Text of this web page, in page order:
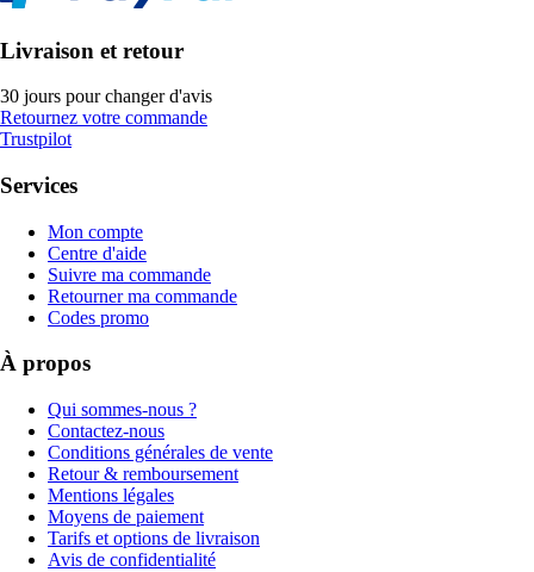
Livraison et retour
30 jours pour changer d'avis
Retournez votre commande
Trustpilot
Services
Mon compte
Centre d'aide
Suivre ma commande
Retourner ma commande
Codes promo
À propos
Qui sommes-nous ?
Contactez-nous
Conditions générales de vente
Retour & remboursement
Mentions légales
Moyens de paiement
Tarifs et options de livraison
Avis de confidentialité